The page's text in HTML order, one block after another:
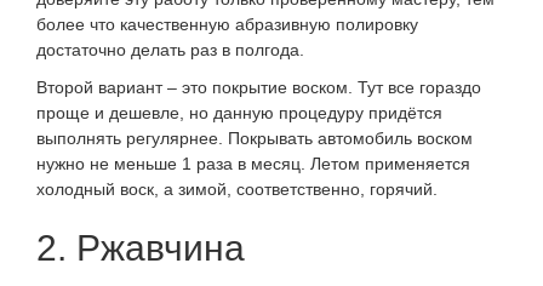
более что качественную абразивную полировку
достаточно делать раз в полгода.
Второй вариант – это покрытие воском. Тут все гораздо
проще и дешевле, но данную процедуру придётся
выполнять регулярнее. Покрывать автомобиль воском
нужно не меньше 1 раза в месяц. Летом применяется
холодный воск, а зимой, соответственно, горячий.
2. Ржавчина